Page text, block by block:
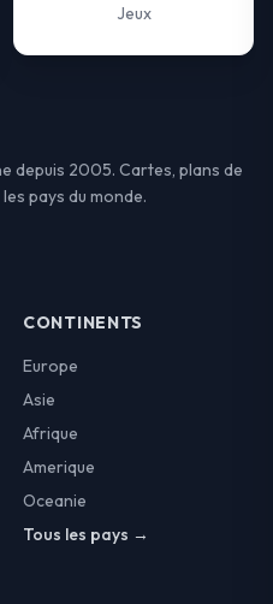
Jeux
depuis 2005. Cartes, plans de
pays du monde.
CONTINENTS
Europe
Asie
Afrique
Amerique
Oceanie
Tous les pays →